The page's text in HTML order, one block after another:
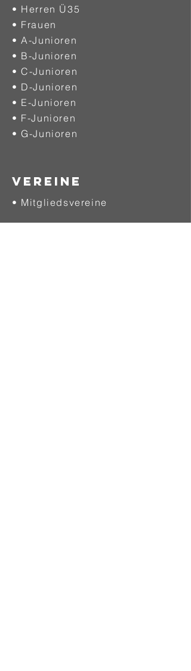
• Herren Ü35
• Frauen
• A-Junioren
• B-Junioren
• C-Junioren
• D-Junioren
• E-Junioren
• F-Junioren
• G-Junioren
VEREINE
• Mitgliedsvereine